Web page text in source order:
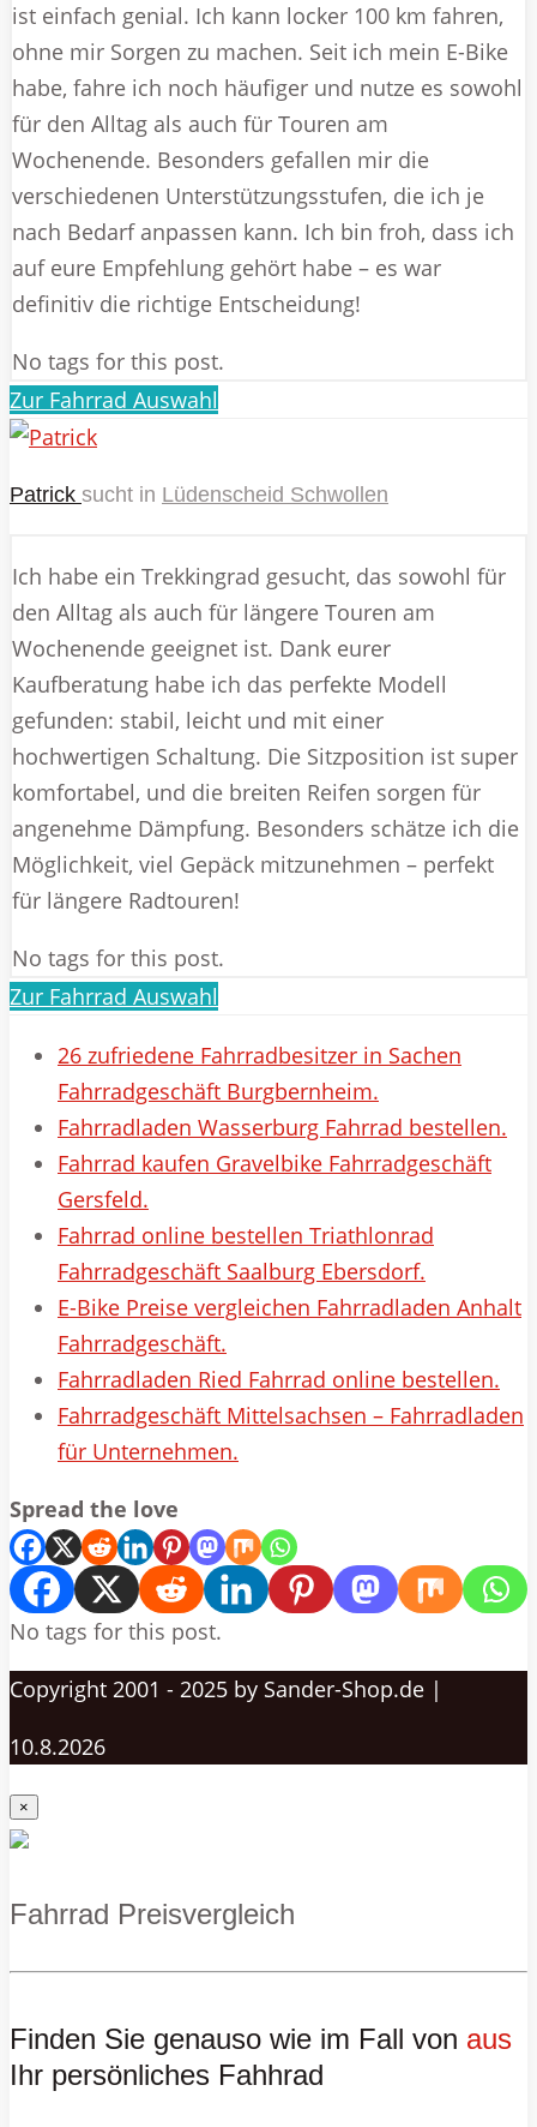
ist einfach genial. Ich kann locker 100 km fahren,
ohne mir Sorgen zu machen. Seit ich mein E-Bike
habe, fahre ich noch häufiger und nutze es sowohl
für den Alltag als auch für Touren am
Wochenende. Besonders gefallen mir die
verschiedenen Unterstützungsstufen, die ich je
nach Bedarf anpassen kann. Ich bin froh, dass ich
auf eure Empfehlung gehört habe – es war
definitiv die richtige Entscheidung!
No tags for this post.
Zur Fahrrad Auswahl
Patrick sucht in Lüdenscheid Schwollen
Ich habe ein Trekkingrad gesucht, das sowohl für
den Alltag als auch für längere Touren am
Wochenende geeignet ist. Dank eurer
Kaufberatung habe ich das perfekte Modell
gefunden: stabil, leicht und mit einer
hochwertigen Schaltung. Die Sitzposition ist super
komfortabel, und die breiten Reifen sorgen für
angenehme Dämpfung. Besonders schätze ich die
Möglichkeit, viel Gepäck mitzunehmen – perfekt
für längere Radtouren!
No tags for this post.
Zur Fahrrad Auswahl
26 zufriedene Fahrradbesitzer in Sachen
Fahrradgeschäft Burgbernheim.
Fahrradladen Wasserburg Fahrrad bestellen.
Fahrrad kaufen Gravelbike Fahrradgeschäft
Gersfeld.
Fahrrad online bestellen Triathlonrad
Fahrradgeschäft Saalburg Ebersdorf.
E-Bike Preise vergleichen Fahrradladen Anhalt
Fahrradgeschäft.
Fahrradladen Ried Fahrrad online bestellen.
Fahrradgeschäft Mittelsachsen – Fahrradladen
für Unternehmen.
Spread the love
No tags for this post.
Copyright 2001 - 2025 by Sander-Shop.de |
10.8.2026
×
Fahrrad Preisvergleich
Finden Sie genauso wie im Fall von aus
Ihr persönliches Fahhrad